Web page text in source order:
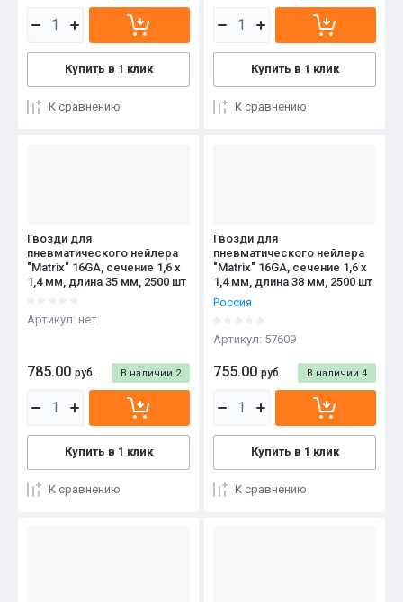
Купить в 1 клик
К сравнению
Купить в 1 клик
К сравнению
Гвозди для
пневматического нейлера
"Matrix" 16GA, сечение 1,6 х
1,4 мм, длина 35 мм, 2500 шт
Артикул: нет
В наличии 2
785.00 руб.
Купить в 1 клик
К сравнению
Гвозди для
пневматического нейлера
"Matrix" 16GA, сечение 1,6 х
1,4 мм, длина 38 мм, 2500 шт
Россия
Артикул: 57609
В наличии 4
755.00 руб.
Купить в 1 клик
К сравнению